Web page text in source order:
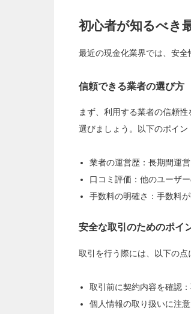
初心者が知るべき
最近の現金化業界では、安全
信頼できる業者の選び方
まず、利用する業者の信頼
選びましょう。以下のポイン
業者の運営歴：長期間運営
口コミ評価：他のユーザー
手数料の明確さ：手数料
安全な取引のためのポイ
取引を行う際には、以下の点
取引前に契約内容を確認
個人情報の取り扱いに注